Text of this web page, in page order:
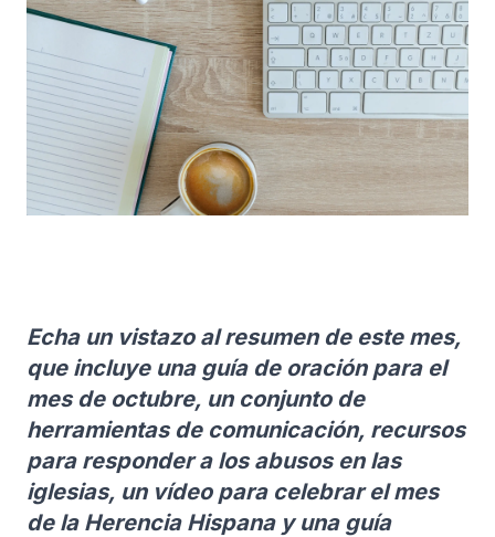
Echa un vistazo al resumen de este mes,
que incluye una guía de oración para el
mes de octubre, un conjunto de
herramientas de comunicación, recursos
para responder a los abusos en las
iglesias, un vídeo para celebrar el mes
de la Herencia Hispana y una guía